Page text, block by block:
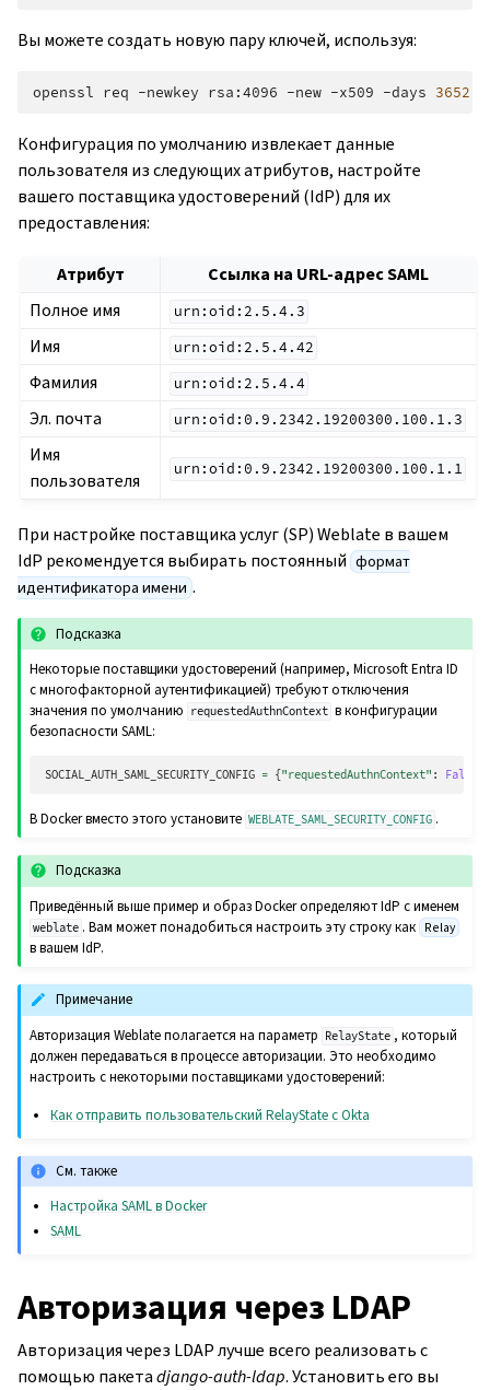
Вы можете создать новую пару ключей, используя:
openssl req -newkey rsa:4096 -new -x509 -days 3652
Конфигурация по умолчанию извлекает данные
пользователя из следующих атрибутов, настройте
вашего поставщика удостоверений (IdP) для их
предоставления:
Атрибут
Ссылка на URL-адрес SAML
Полное имя
urn:oid:2.5.4.3
Имя urn:oid:2.5.4.42
Фамилия urn:oid:2.5.4.4
Эл. почта urn:oid:0.9.2342.19200300.100.1.3
Имя
пользователя
urn:oid:0.9.2342.19200300.100.1.1
При настройке поставщика услуг (SP) Weblate в вашем
IdP рекомендуется выбирать постоянный формат
идентификатора имени .
Подсказка
Некоторые поставщики удостоверений (например, Microsoft Entra ID
с многофакторной аутентификацией) требуют отключения
значения по умолчанию
requestedAuthnContext в конфигурации
безопасности SAML:
SOCIAL_AUTH_SAML_SECURITY_CONFIG = { "requestedAuthnContext" : False
В Docker вместо этого установите WEBLATE_SAML_SECURITY_CONFIG .
Подсказка
Приведённый выше пример и образ Docker определяют IdP с именем
weblate . Вам может понадобиться настроить эту строку как Relay
в вашем IdP.
Примечание
Авторизация Weblate полагается на параметр
RelayState , который
должен передаваться в процессе авторизации. Это необходимо
настроить с некоторыми поставщиками удостоверений:
Как отправить пользовательский RelayState с Okta
См. также
Настройка SAML в Docker
SAML
Авторизация через LDAP
Авторизация через LDAP лучше всего реализовать с
помощью пакетаdjango-auth-ldap. Установить его вы